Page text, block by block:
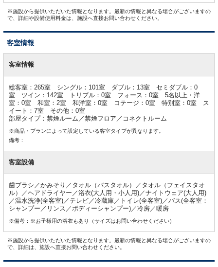
※施設から提供いただいた情報となります。最新の情報と異なる場合がございますの
で、詳細や設備使用料金は、施設へ直接お問い合わせください。
客室情報
室客室情報
総客室：265室 シングル：101室 ダブル：13室 セミダブル：0
室 ツイン：142室 トリプル：0室 フォース：0室 5名以上・洋
室：0室 和室：2室 和洋室：0室 コテージ：0室 特別室：0室 ス
イート：7室 その他：0室
部屋タイプ：禁煙ルーム／禁煙フロア／コネクトルーム
※商品・プランによって設定している客室タイプが異なります。
備考：
客室設備
歯ブラシ／かみそり／タオル（バスタオル）／タオル（フェイスタオ
ル）／ヘアドライヤー／浴衣(大人用・小人用)／ナイトウェア(大人用)
／温水洗浄(全客室)／テレビ／冷蔵庫／トイレ(全客室)／バス(全客室：
シャンプー／リンス／ボディーシャンプー)／冷房／暖房
※備考：※お子様用の浴衣もあり（サイズはお問い合わせください）
※施設から提供いただいた情報となります。最新の情報と異なる場合がございますの
で、詳細は、施設へ直接お問い合わせください。